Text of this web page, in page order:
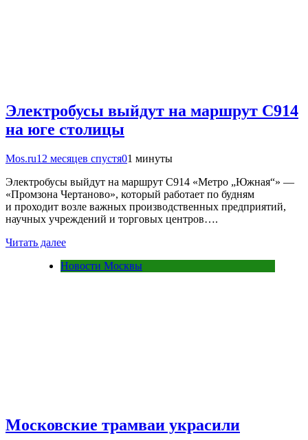
Электробусы выйдут на маршрут С914
на юге столицы
Mos.ru12 месяцев спустя01 минуты
Электробусы выйдут на маршрут С914 «Метро „Южная“» —
«Промзона Чертаново», который работает по будням
и проходит возле важных производственных предприятий,
научных учреждений и торговых центров….
Читать далее
Новости Москвы
Московские трамваи украсили